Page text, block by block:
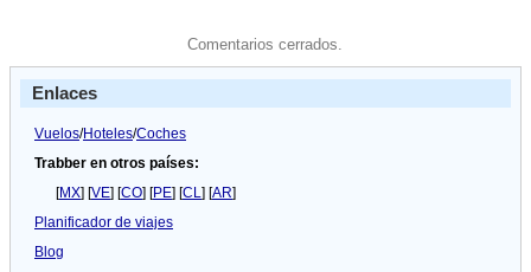
Comentarios cerrados.
Enlaces
Vuelos/Hoteles/Coches
Trabber en otros países:
[MX] [VE] [CO] [PE] [CL] [AR]
Planificador de viajes
Blog